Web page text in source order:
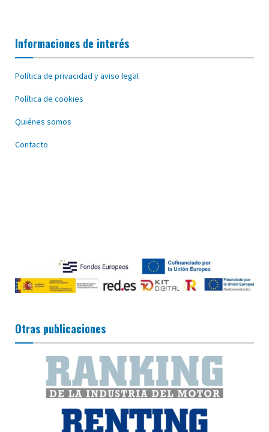
Informaciones de interés
Política de privacidad y aviso legal
Política de cookies
Quiénes somos
Contacto
Otras publicaciones